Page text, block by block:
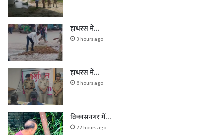
हाथरस में…
3 hours ago
हाथरस में…
6 hours ago
विकासनगर में…
22 hours ago